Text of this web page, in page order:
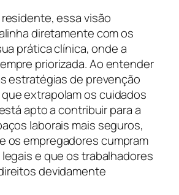
essa visão
diretamente com os
prática clínica, onde a
priorizada. Ao entender
estratégias de prevenção
extrapolam os cuidados
apto a contribuir para a
laborais mais seguros,
os empregadores cumpram
e que os trabalhadores
devidamente